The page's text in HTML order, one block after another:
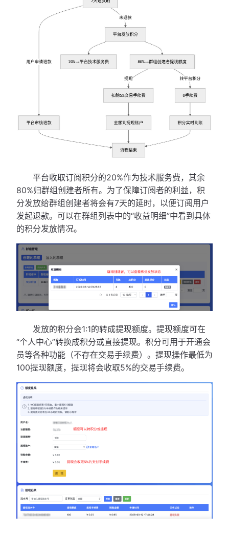
平台收取订阅积分的20%作为技术服务费，其余
80%归群组创建者所有。为了保障订阅者的利益，积
分发放给群组创建者将会有7天的延时，以便订阅用户
发起退款。可以在群组列表中的“收益明细”中看到具体
的积分发放情况。
发放的积分会1:1的转成提现额度。提现额度可在
“个人中心”转换成积分或直接提现。积分可用于开通会
员等各种功能（不存在交易手续费）。提现操作最低为
100提现额度，提现将会收取5%的交易手续费。